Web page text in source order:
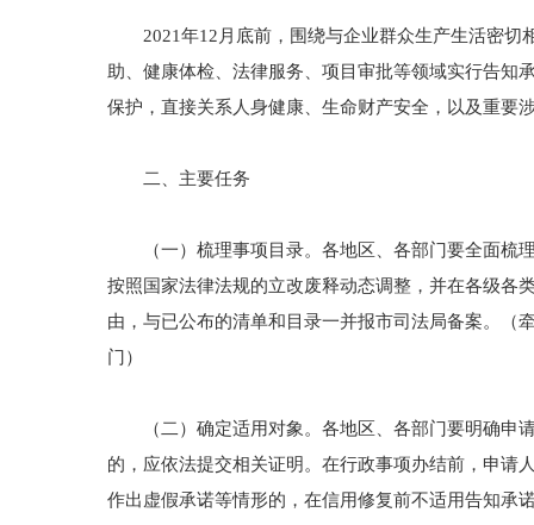
2021年12月底前，围绕与企业群众生产生活密切
助、健康体检、法律服务、项目审批等领域实行告知
保护，直接关系人身健康、生命财产安全，以及重要
二、主要任务
（一）梳理事项目录。各地区、各部门要全面梳理
按照国家法律法规的立改废释动态调整，并在各级各
由，与已公布的清单和目录一并报市司法局备案。（
门）
（二）确定适用对象。各地区、各部门要明确申请
的，应依法提交相关证明。在行政事项办结前，申请
作出虚假承诺等情形的，在信用修复前不适用告知承